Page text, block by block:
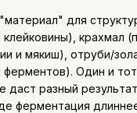
для
клейковины), крахмал
и мякиш), отруби/
ферментов). Один и
даст разный
ферментация